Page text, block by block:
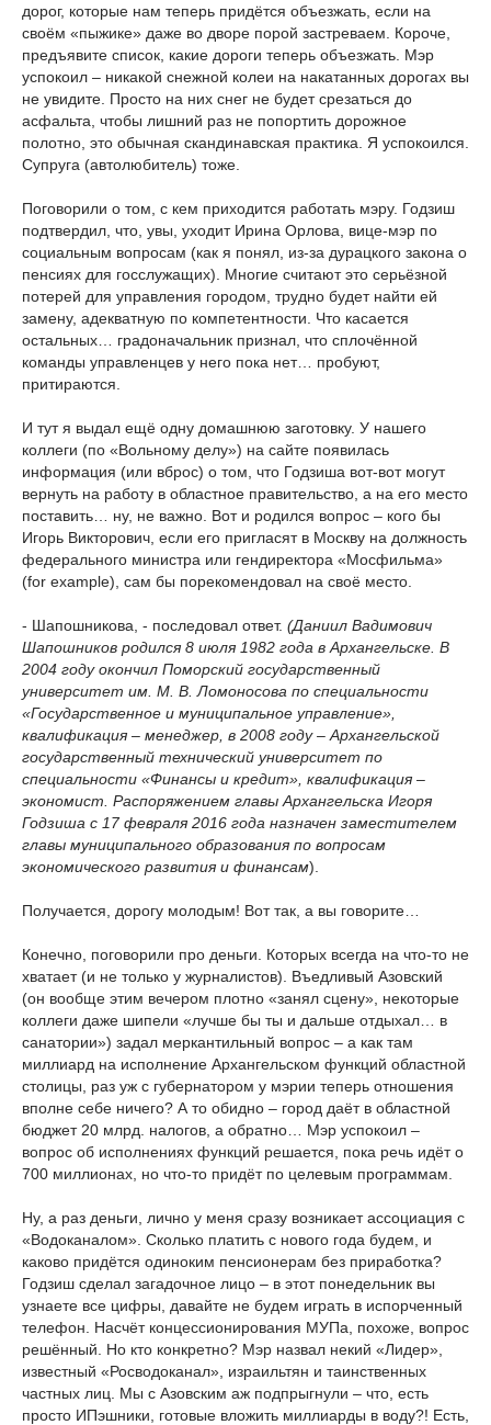
дорог, которые нам теперь придётся объезжать, если на
своём «пыжике» даже во дворе порой застреваем. Короче,
предъявите список, какие дороги теперь объезжать. Мэр
успокоил – никакой снежной колеи на накатанных дорогах вы
не увидите. Просто на них снег не будет срезаться до
асфальта, чтобы лишний раз не попортить дорожное
полотно, это обычная скандинавская практика. Я успокоился.
Супруга (автолюбитель) тоже.
Поговорили о том, с кем приходится работать мэру. Годзиш
подтвердил, что, увы, уходит Ирина Орлова, вице-мэр по
социальным вопросам (как я понял, из-за дурацкого закона о
пенсиях для госслужащих). Многие считают это серьёзной
потерей для управления городом, трудно будет найти ей
замену, адекватную по компетентности. Что касается
остальных… градоначальник признал, что сплочённой
команды управленцев у него пока нет… пробуют,
притираются.
И тут я выдал ещё одну домашнюю заготовку. У нашего
коллеги (по «Вольному делу») на сайте появилась
информация (или вброс) о том, что Годзиша вот-вот могут
вернуть на работу в областное правительство, а на его место
поставить… ну, не важно. Вот и родился вопрос – кого бы
Игорь Викторович, если его пригласят в Москву на должность
федерального министра или гендиректора «Мосфильма»
(for example), сам бы порекомендовал на своё место.
- Шапошникова, - последовал ответ. (Даниил Вадимович
Шапошников родился 8 июля 1982 года в Архангельске. В
2004 году окончил Поморский государственный
университет им. М. В. Ломоносова по специальности
«Государственное и муниципальное управление»,
квалификация – менеджер, в 2008 году – Архангельской
государственный технический университет по
специальности «Финансы и кредит», квалификация –
экономист. Распоряжением главы Архангельска Игоря
Годзиша с 17 февраля 2016 года назначен заместителем
главы муниципального образования по вопросам
экономического развития и финансам).
Получается, дорогу молодым! Вот так, а вы говорите…
Конечно, поговорили про деньги. Которых всегда на что-то не
хватает (и не только у журналистов). Въедливый Азовский
(он вообще этим вечером плотно «занял сцену», некоторые
коллеги даже шипели «лучше бы ты и дальше отдыхал… в
санатории») задал меркантильный вопрос – а как там
миллиард на исполнение Архангельском функций областной
столицы, раз уж с губернатором у мэрии теперь отношения
вполне себе ничего? А то обидно – город даёт в областной
бюджет 20 млрд. налогов, а обратно… Мэр успокоил –
вопрос об исполнениях функций решается, пока речь идёт о
700 миллионах, но что-то придёт по целевым программам.
Ну, а раз деньги, лично у меня сразу возникает ассоциация с
«Водоканалом». Сколько платить с нового года будем, и
каково придётся одиноким пенсионерам без приработка?
Годзиш сделал загадочное лицо – в этот понедельник вы
узнаете все цифры, давайте не будем играть в испорченный
телефон. Насчёт концессионирования МУПа, похоже, вопрос
решённый. Но кто конкретно? Мэр назвал некий «Лидер»,
известный «Росводоканал», израильтян и таинственных
частных лиц. Мы с Азовским аж подпрыгнули – что, есть
просто ИПэшники, готовые вложить миллиарды в воду?! Есть,